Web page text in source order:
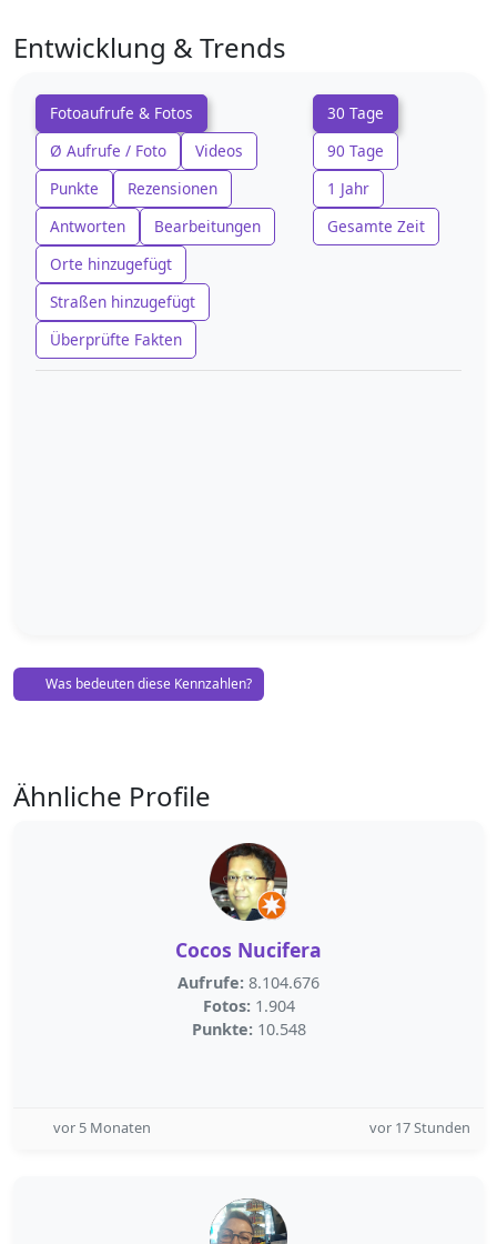
Entwicklung & Trends
Fotoaufrufe & Fotos
Ø Aufrufe / Foto
Videos
Punkte
Rezensionen
Antworten
Bearbeitungen
Orte hinzugefügt
Straßen hinzugefügt
Überprüfte Fakten
30 Tage
90 Tage
1 Jahr
Gesamte Zeit
Was bedeuten diese Kennzahlen?
Ähnliche Profile
Cocos Nucifera
Aufrufe: 8.104.676
Fotos: 1.904
Punkte: 10.548
vor 5 Monaten vor 17 Stunden